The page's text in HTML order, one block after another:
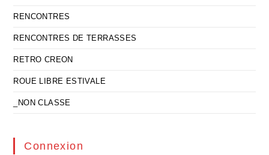
RENCONTRES
RENCONTRES DE TERRASSES
RETRO CREON
ROUE LIBRE ESTIVALE
_NON CLASSE
Connexion